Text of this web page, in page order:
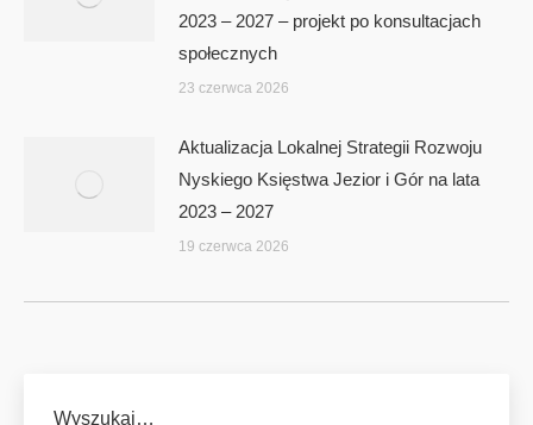
2023 – 2027 – projekt po konsultacjach
społecznych
23 czerwca 2026
Aktualizacja Lokalnej Strategii Rozwoju
Nyskiego Księstwa Jezior i Gór na lata
2023 – 2027
19 czerwca 2026
Wyszukaj…